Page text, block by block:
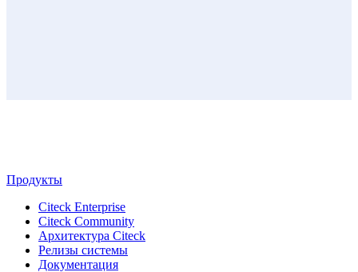
Продукты
Citeck Enterprise
Citeck Community
Архитектура Citeck
Релизы системы
Документация